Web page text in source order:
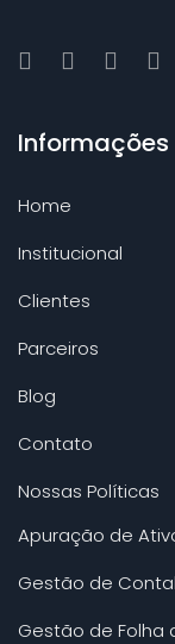
Informações
Home
Institucional
Clientes
Parceiros
Blog
Contato
Nossas Políticas
Apuração de
Gestão de
Gestão de Folha